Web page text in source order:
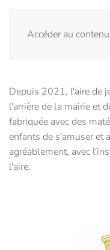
Accéder au
Depuis 2021, l'aire de
l'arrière de la mairie et
fabriquée avec des
enfants de s'amuser et
agréablement, avec
l'aire.